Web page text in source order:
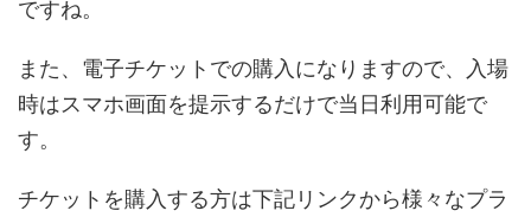
ですね。
また、電子チケットでの購入になりますので、入場
時はスマホ画面を提示するだけで当日利用可能で
す。
チケットを購入する方は下記リンクから様々なプラ